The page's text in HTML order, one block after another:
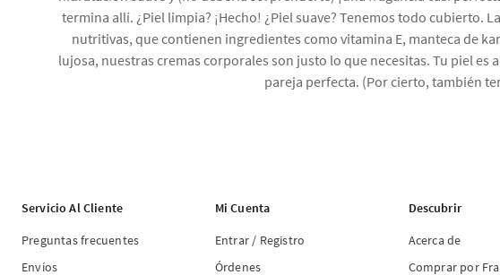
termina allí. ¿Piel limpia? ¡Hecho! ¿Piel suave? Tenemos todo
nutritivas, que contienen ingredientes como vitamina E, manteca de
lujosa, nuestras cremas corporales son justo lo que necesitas. Tu piel
pareja perfecta. (Por cierto, también
Servicio Al Cliente
Preguntas frecuentes
Envíos
Mi Cuenta
Entrar / Registro
Órdenes
Descubrir
Acerca de
Comprar por